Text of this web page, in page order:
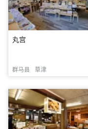
丸宫
群马县 草津